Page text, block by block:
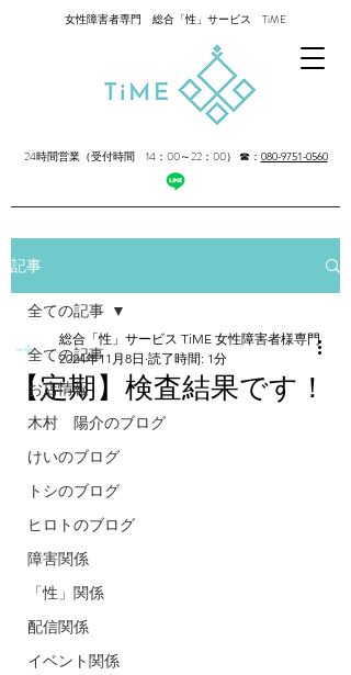
女性障害者専門 総合「性」サービス TiME
24時間営業（受付時間 14：00～22：00） ☎： 080-9751-0560
記事
全ての記事
お店情報
木村 陽介のブログ
けいのブログ
トシのブログ
ヒロトのブログ
障害関係
「性」関係
配信関係
イベント関係
全ての記事
【定期】検査結果です！
総合「性」サービス TiME 女性障害者様専門
2024年11月8日 読了時間: 1分